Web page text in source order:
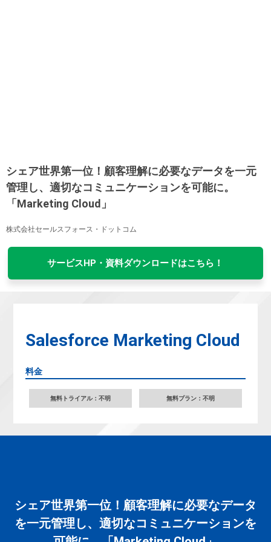
シェア世界第一位！顧客理解に必要なデータを一元
管理し、適切なコミュニケーションを可能に。
「Marketing Cloud」
株式会社セールスフォース・ドットコム
サービスHP・資料ダウンロードはこちら！
Salesforce Marketing Cloud
料金
無料トライアル：不明 無料プラン：不明
シェア世界第一位！顧客理解に必要なデータ
を一元管理し、適切なコミュニケーションを